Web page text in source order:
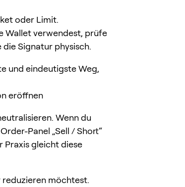
oder Limit.
Wallet verwendest, prüfe
Signatur physisch.
und eindeutigste Weg,
eröffnen
Wenn du
Panel „Sell / Short“
Praxis gleicht diese
reduzieren möchtest.